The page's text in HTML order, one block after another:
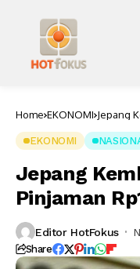
Home EKONOMI Jepang
EKONOMI
Jepang
Pinjaman
Editor HotFokus
Share